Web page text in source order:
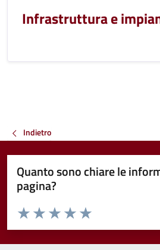
Infrastruttura e
Indietro
Quanto sono chiare le
pagina?
Valuta da 1 a 5 stelle la pagina
Valuta 5 stelle su 5
Valuta 4 stelle su 5
Valuta 3 stelle su 5
Valuta 2 stelle su 5
Valuta 1 stelle su 5